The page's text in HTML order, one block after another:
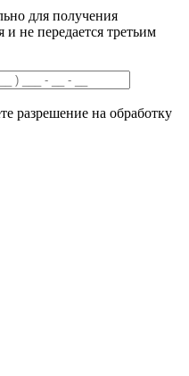
для получения
не передается третьим
разрешение на обработку